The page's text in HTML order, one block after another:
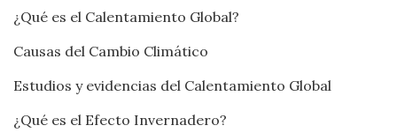
¿Qué es el Calentamiento Global?
Causas del Cambio Climático
Estudios y evidencias del Calentamiento Global
¿Qué es el Efecto Invernadero?